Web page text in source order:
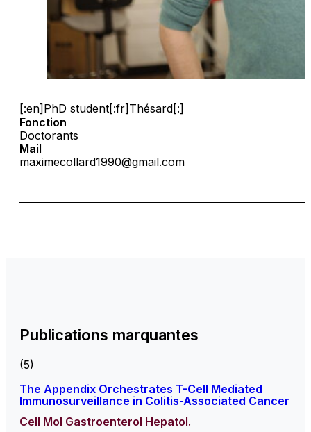
[:en]PhD student[:fr]Thésard[:]
Fonction
Doctorants
Mail
maximecollard1990@gmail.com
Publications marquantes
(5)
The Appendix Orchestrates T-Cell Mediated
Immunosurveillance in Colitis-Associated Cancer
Cell Mol Gastroenterol Hepatol.